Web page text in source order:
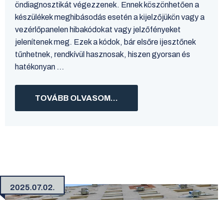
öndiagnosztikát végezzenek. Ennek köszönhetően a
készülékek meghibásodás esetén a kijelzőjükön vagy a
vezérlőpanelen hibakódokat vagy jelzőfényeket
jelenítenek meg. Ezek a kódok, bár elsőre ijesztőnek
tűnhetnek, rendkívül hasznosak, hiszen gyorsan és
hatékonyan ...
TOVÁBB OLVASOM...
2025.07.02.